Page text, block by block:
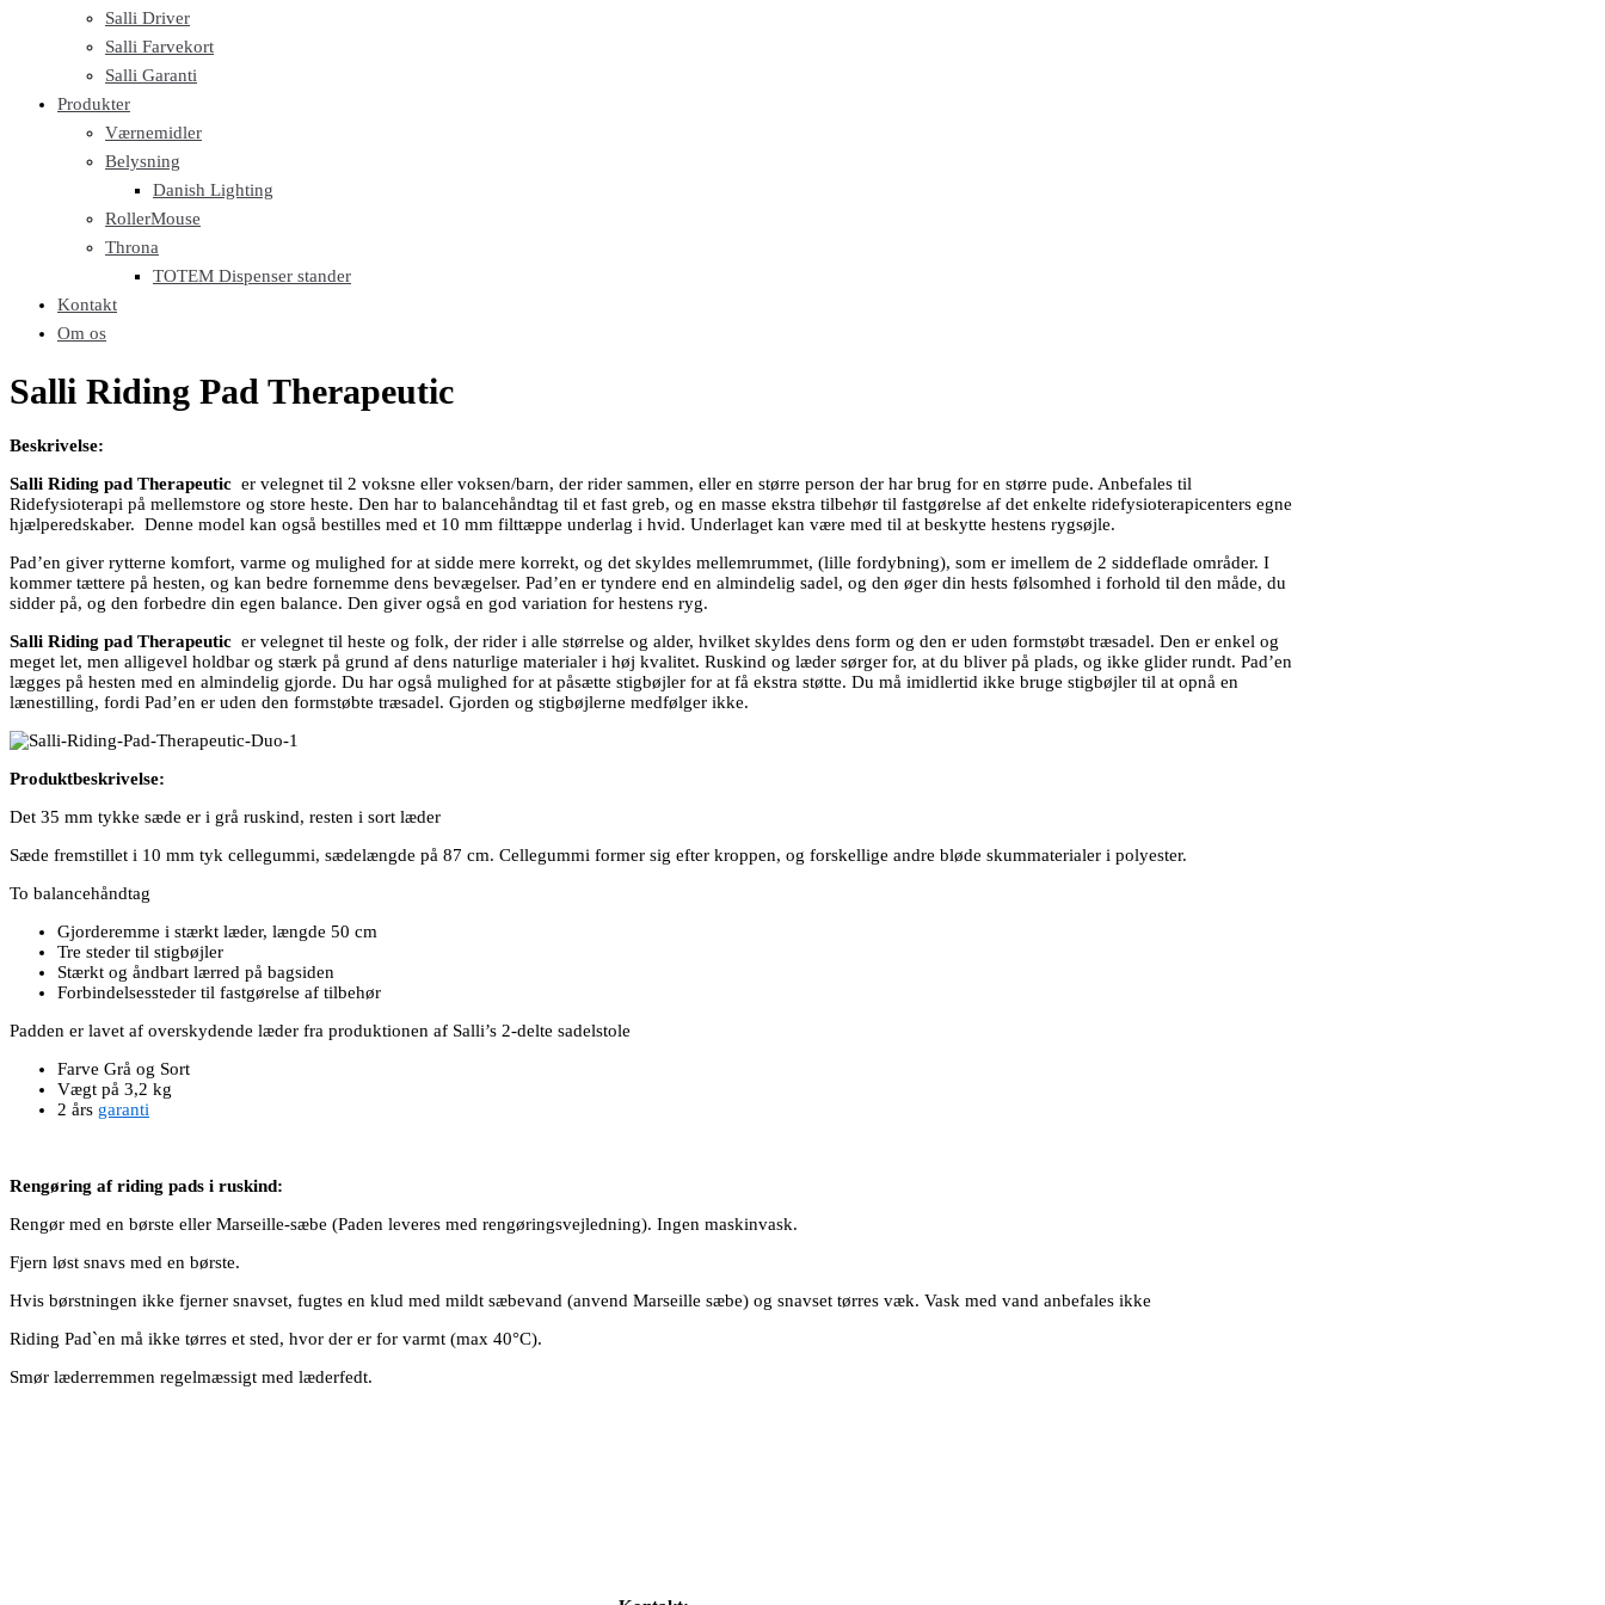
Salli Driver
Salli Farvekort
Salli Garanti
Produkter
Værnemidler
Belysning
Danish Lighting
RollerMouse
Throna
TOTEM Dispenser stander
Kontakt
Om os
Salli Riding Pad Therapeutic
Beskrivelse:
Salli Riding pad Therapeutic er velegnet til 2 voksne eller voksen/barn, der rider sammen, eller en større person der har brug for en større pude. Anbefales til
Ridefysioterapi på mellemstore og store heste. Den har to balancehåndtag til et fast greb, og en masse ekstra tilbehør til fastgørelse af det enkelte ridefysioterapicenters egne
hjælperedskaber. Denne model kan også bestilles med et 10 mm filttæppe underlag i hvid. Underlaget kan være med til at beskytte hestens rygsøjle.
Pad’en giver rytterne komfort, varme og mulighed for at sidde mere korrekt, og det skyldes mellemrummet, (lille fordybning), som er imellem de 2 siddeflade områder. I
kommer tættere på hesten, og kan bedre fornemme dens bevægelser. Pad’en er tyndere end en almindelig sadel, og den øger din hests følsomhed i forhold til den måde, du
sidder på, og den forbedre din egen balance. Den giver også en god variation for hestens ryg.
Salli Riding pad Therapeutic er velegnet til heste og folk, der rider i alle størrelse og alder, hvilket skyldes dens form og den er uden formstøbt træsadel. Den er enkel og
meget let, men alligevel holdbar og stærk på grund af dens naturlige materialer i høj kvalitet. Ruskind og læder sørger for, at du bliver på plads, og ikke glider rundt. Pad’en
lægges på hesten med en almindelig gjorde. Du har også mulighed for at påsætte stigbøjler for at få ekstra støtte. Du må imidlertid ikke bruge stigbøjler til at opnå en
lænestilling, fordi Pad’en er uden den formstøbte træsadel. Gjorden og stigbøjlerne medfølger ikke.
Produktbeskrivelse:
Det 35 mm tykke sæde er i grå ruskind, resten i sort læder
Sæde fremstillet i 10 mm tyk cellegummi, sædelængde på 87 cm. Cellegummi former sig efter kroppen, og forskellige andre bløde skummaterialer i polyester.
To balancehåndtag
Gjorderemme i stærkt læder, længde 50 cm
Tre steder til stigbøjler
Stærkt og åndbart lærred på bagsiden
Forbindelsessteder til fastgørelse af tilbehør
Padden er lavet af overskydende læder fra produktionen af Salli’s 2-delte sadelstole
Farve Grå og Sort
Vægt på 3,2 kg
2 års garanti
Rengøring af riding pads i ruskind:
Rengør med en børste eller Marseille-sæbe (Paden leveres med rengøringsvejledning). Ingen maskinvask.
Fjern løst snavs med en børste.
Hvis børstningen ikke fjerner snavset, fugtes en klud med mildt sæbevand (anvend Marseille sæbe) og snavset tørres væk. Vask med vand anbefales ikke
Riding Pad`en må ikke tørres et sted, hvor der er for varmt (max 40°C).
Smør læderremmen regelmæssigt med læderfedt.